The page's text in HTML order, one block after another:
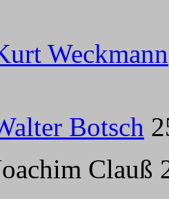
Weckmann
Botsch
Clauß